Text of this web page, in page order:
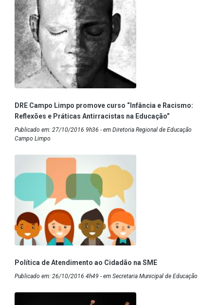
DRE Campo Limpo promove curso “Infância e Racismo:
Reflexões e Práticas Antirracistas na Educação”
Publicado em: 27/10/2016 9h36 - em Diretoria Regional de Educação
Campo Limpo
Política de Atendimento ao Cidadão na SME
Publicado em: 26/10/2016 4h49 - em Secretaria Municipal de Educação